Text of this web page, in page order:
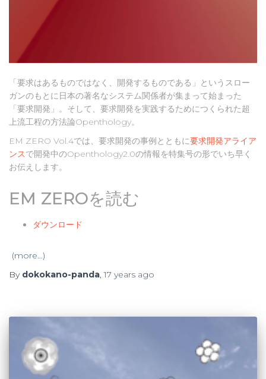
「要求はあるものではなく、開発するものである」というスロー
ガンのもとに日本の著名なシステム関係者が集まって始まった
「要求開発」。そして、要求開発を実践するためにつくられた超
上流工程の方法論Openthology。
EM ZERO Vol.4では、要求開発の事例とともに要求開発アライア
ンスで開発中のOpenthology2.0の情報を特集号の形でいち早く
お伝えします。
EM ZEROを読む
ダウンロード
(more…)
By dokokano-panda,17 years ago